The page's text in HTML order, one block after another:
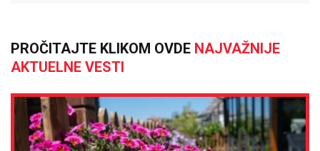
PROČITAJTE KLIKOM OVDE NAJVAŽNIJE
AKTUELNE VESTI